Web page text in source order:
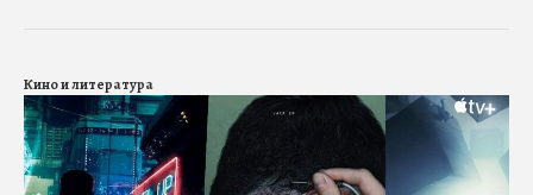
Кино и литература